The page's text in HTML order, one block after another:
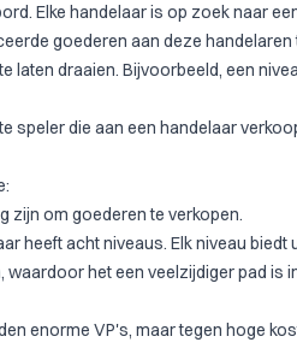
Elke handelaar is op zoek naar
goederen aan deze handelaren
laten draaien. Bijvoorbeeld, een
speler die aan een handelaar
zijn om goederen te verkopen.
heeft acht niveaus. Elk niveau biedt
het een veelzijdiger pad is
enorme VP's, maar tegen hoge